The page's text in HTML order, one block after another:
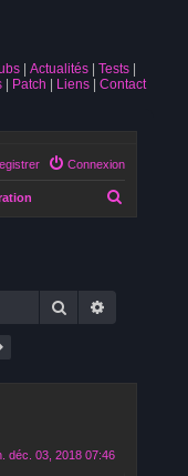
Actualités
Tests
Patch Liens Contact
Connexion
h
Rechercher
déc. 03, 2018 07:46